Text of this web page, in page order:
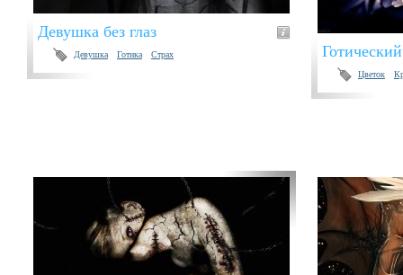
Девушка без глаз
Девушка Готика Страх
Цветок